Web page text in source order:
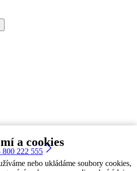
a cookies
nebo ukládáme soubory cookies,
800 222 555